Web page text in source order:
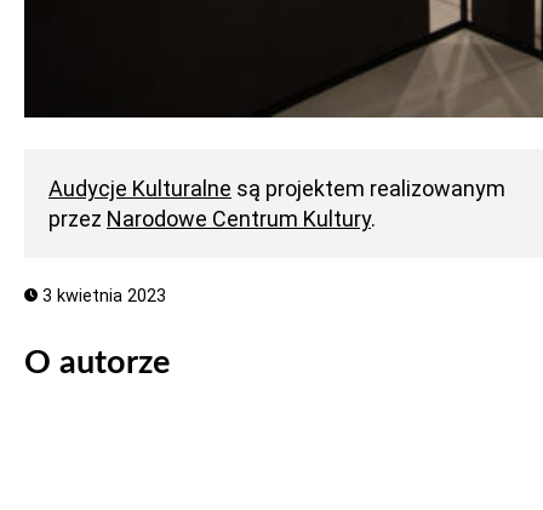
Audycje Kulturalne są projektem realizowanym
przez Narodowe Centrum Kultury.
3 kwietnia 2023
O autorze